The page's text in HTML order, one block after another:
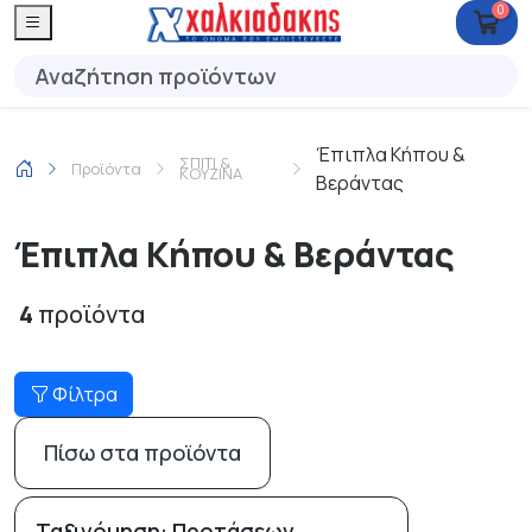
0
Προϊόντα ΣΠΙΤΙ &
ΚΟΥΖΙΝΑ
Έπιπλα Κήπου &
Βεράντας
Έπιπλα Κήπου & Βεράντας
4 προϊόντα
Φίλτρα
Πίσω στα προϊόντα